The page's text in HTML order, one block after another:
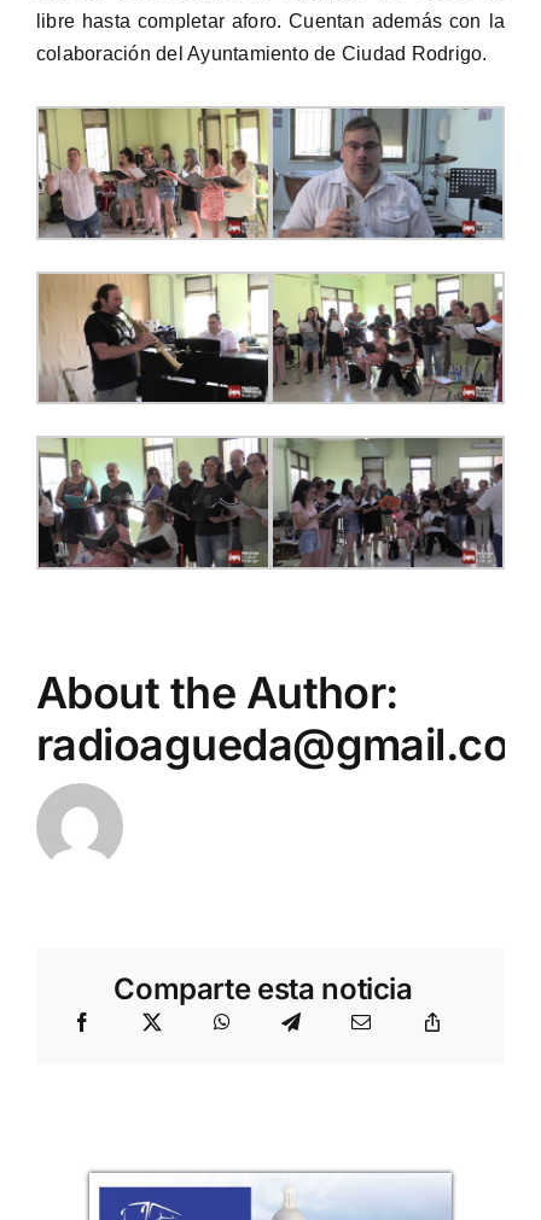
libre hasta completar aforo. Cuentan además con la
colaboración del Ayuntamiento de Ciudad Rodrigo.
About the Author:
Comparte esta noticia